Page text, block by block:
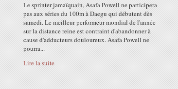
Le sprinter jamaïquain, Asafa Powell ne participera
pas aux séries du 100m à Daegu qui débutent dès
samedi. Le meilleur performeur mondial de l'année
sur la distance reine est contraint d'abandonner à
cause d'adducteurs douloureux. Asafa Powell ne
pourra...
Lire la suite